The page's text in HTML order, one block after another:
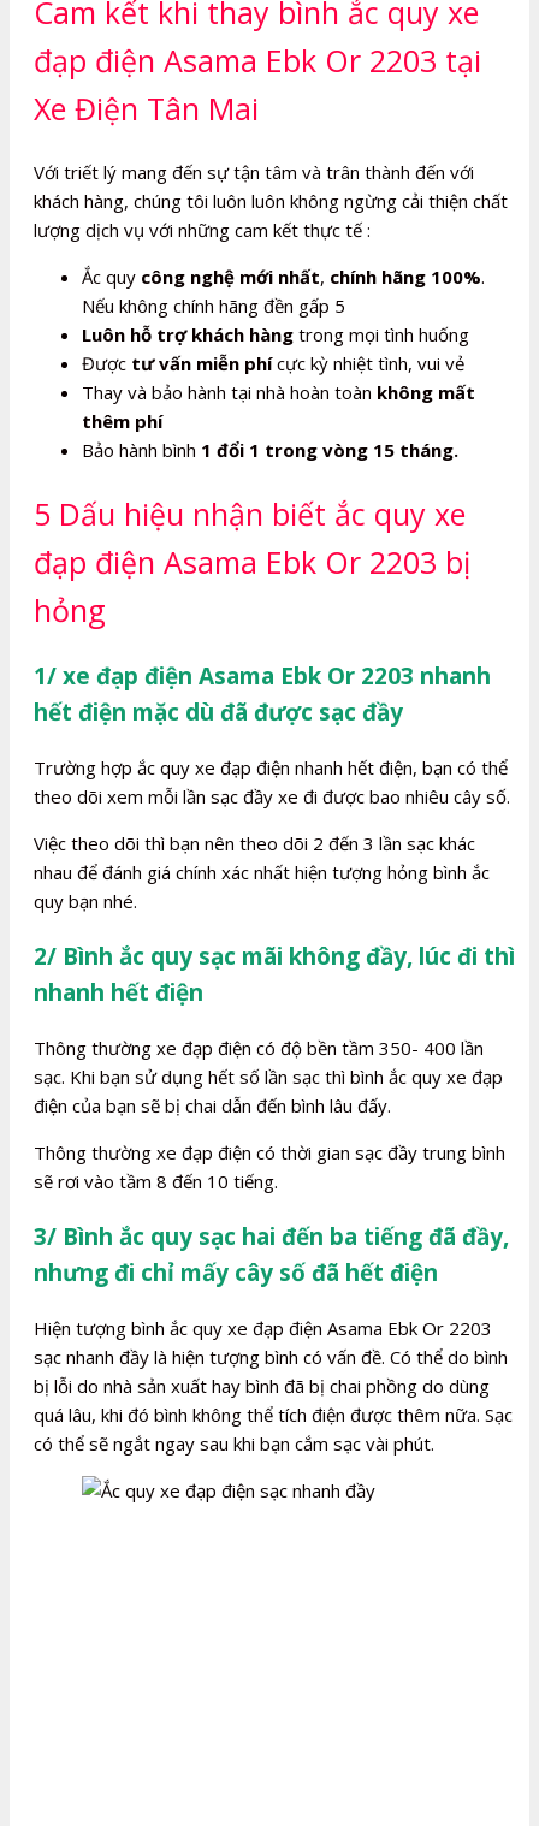
Cam kết khi thay bình ắc quy xe
đạp điện Asama Ebk Or 2203 tại
Xe Điện Tân Mai
Với triết lý mang đến sự tận tâm và trân thành đến với
khách hàng, chúng tôi luôn luôn không ngừng cải thiện chất
lượng dịch vụ với những cam kết thực tế :
Ắc quy công nghệ mới nhất, chính hãng 100%.
Nếu không chính hãng đền gấp 5
Luôn hỗ trợ khách hàng trong mọi tình huống
Được tư vấn miễn phícực kỳ nhiệt tình, vui vẻ
Thay và bảo hành tại nhà hoàn toàn không mất
thêm phí
Bảo hành bình 1 đổi 1 trong vòng 15 tháng.
5 Dấu hiệu nhận biết ắc quy xe
đạp điện Asama Ebk Or 2203 bị
hỏng
1/ xe đạp điện Asama Ebk Or 2203 nhanh
hết điện mặc dù đã được sạc đầy
Trường hợp ắc quy xe đạp điện nhanh hết điện, bạn có thể
theo dõi xem mỗi lần sạc đầy xe đi được bao nhiêu cây số.
Việc theo dõi thì bạn nên theo dõi 2 đến 3 lần sạc khác
nhau để đánh giá chính xác nhất hiện tượng hỏng bình ắc
quy bạn nhé.
2/ Bình ắc quy sạc mãi không đầy, lúc đi thì
nhanh hết điện
Thông thường xe đạp điện có độ bền tầm 350- 400 lần
sạc. Khi bạn sử dụng hết số lần sạc thì bình ắc quy xe đạp
điện của bạn sẽ bị chai dẫn đến bình lâu đấy.
Thông thường xe đạp điện có thời gian sạc đầy trung bình
sẽ rơi vào tầm 8 đến 10 tiếng.
3/ Bình ắc quy sạc hai đến ba tiếng đã đầy,
nhưng đi chỉ mấy cây số đã hết điện
Hiện tượng bình ắc quy xe đạp điện Asama Ebk Or 2203
sạc nhanh đầy là hiện tượng bình có vấn đề. Có thể do bình
bị lỗi do nhà sản xuất hay bình đã bị chai phồng do dùng
quá lâu, khi đó bình không thể tích điện được thêm nữa. Sạc
có thể sẽ ngắt ngay sau khi bạn cắm sạc vài phút.